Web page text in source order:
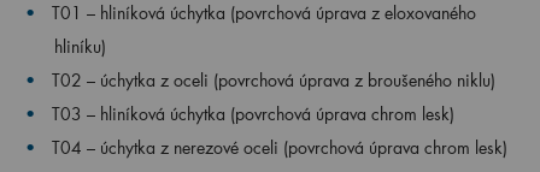
T01 – hliníková úchytka (povrchová úprava z eloxovaného
hliníku)
T02 – úchytka z oceli (povrchová úprava z broušeného niklu)
T03 – hliníková úchytka (povrchová úprava chrom lesk)
T04 – úchytka z nerezové oceli (povrchová úprava chrom lesk)